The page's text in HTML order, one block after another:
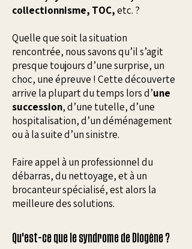
collectionnisme, TOC,etc. ?
​Quelle que soit la situation
rencontrée, nous savons qu’il s’agit
presque toujours d’une surprise, un
choc, une épreuve ! Cette découverte
arrive la plupart du temps lors d’une
succession, d’une tutelle, d’une
hospitalisation, d’un déménagement
ou à la suite d’un sinistre.
​Faire appel à un professionnel du
débarras, du nettoyage, et à un
brocanteur spécialisé, est alors la
meilleure des solutions.
Qu'est-ce que le syndrome de Diogène ?